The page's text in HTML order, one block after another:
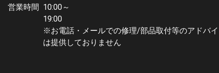
営業時間 10:00～
※お電話・メールでの修理/部品取付等のアドバ
は提供しておりません